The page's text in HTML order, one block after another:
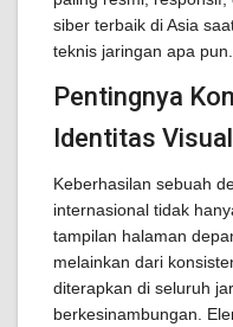
siber terbaik di Asia
teknis jaringan apa pun.
Pentingnya
Identitas
Keberhasilan sebuah
internasional tidak
tampilan halaman
melainkan dari
diterapkan di seluruh
berkesinambungan.